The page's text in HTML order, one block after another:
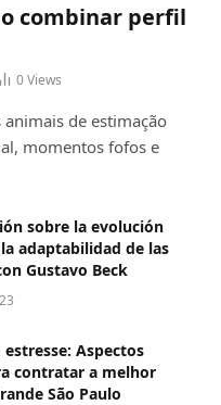
combinar perfil
0Views
de estimação
momentos fofos e
sobre la evolución
adaptabilidad de las
Gustavo Beck
Aspectos
contratar a melhor
São Paulo